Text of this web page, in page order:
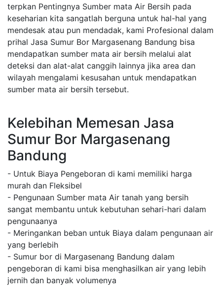
terpkan Pentingnya Sumber mata Air Bersih pada
keseharian kita sangatlah berguna untuk hal-hal yang
mendesak atau pun mendadak, kami Profesional dalam
prihal Jasa Sumur Bor Margasenang Bandung bisa
mendapatkan sumber mata air bersih melalui alat
deteksi dan alat-alat canggih lainnya jika area dan
wilayah mengalami kesusahan untuk mendapatkan
sumber mata air bersih tersebut.
Kelebihan Memesan Jasa
Sumur Bor Margasenang
Bandung
- Untuk Biaya Pengeboran di kami memiliki harga
murah dan Fleksibel
- Pengunaan Sumber mata Air tanah yang bersih
sangat membantu untuk kebutuhan sehari-hari dalam
pengunaanya
- Meringankan beban untuk Biaya dalam pengunaan air
yang berlebih
- Sumur bor di Margasenang Bandung dalam
pengeboran di kami bisa menghasilkan air yang lebih
jernih dan banyak volumenya